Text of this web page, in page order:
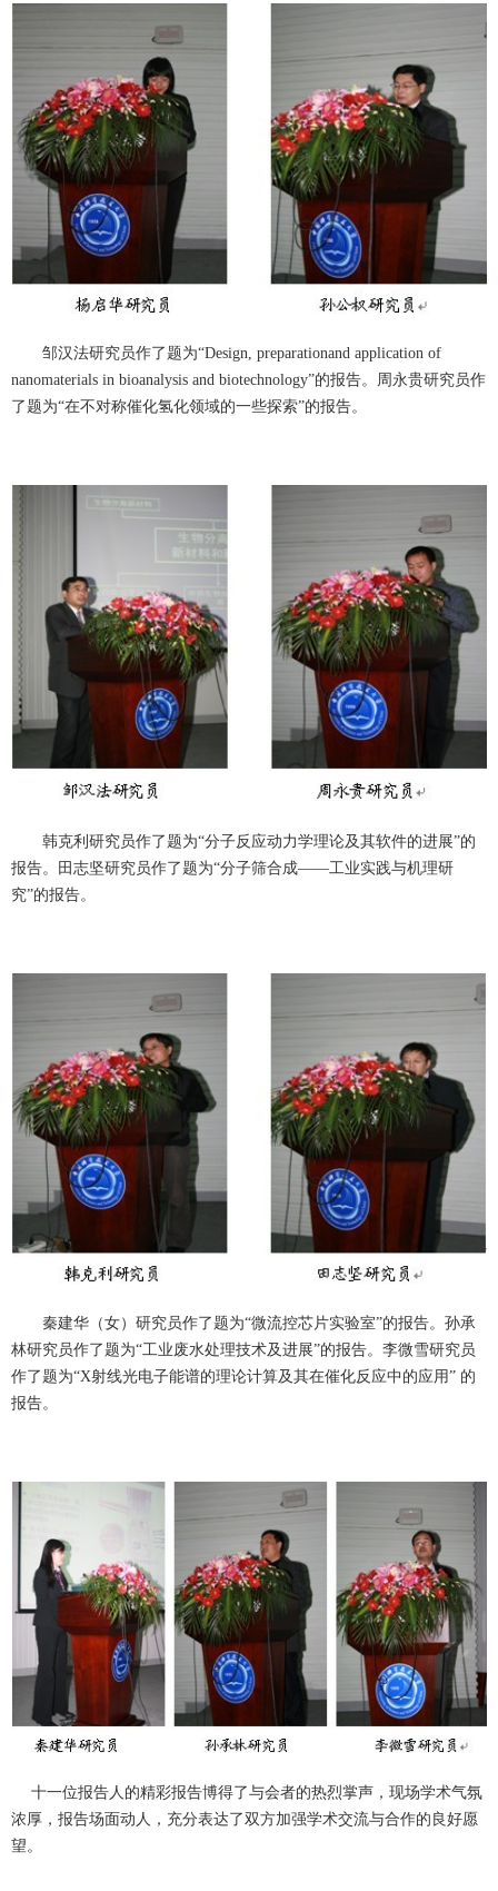
邹汉法研究员作了题为“Design, preparationand application of
nanomaterials in bioanalysis and biotechnology”的报告。周永贵研究员作
了题为“在不对称催化氢化领域的一些探索”的报告。
韩克利研究员作了题为“分子反应动力学理论及其软件的进展”的
报告。田志坚研究员作了题为“分子筛合成——工业实践与机理研
究”的报告。
秦建华（女）研究员作了题为“微流控芯片实验室”的报告。孙承
林研究员作了题为“工业废水处理技术及进展”的报告。李微雪研究员
作了题为“X射线光电子能谱的理论计算及其在催化反应中的应用” 的
报告。
十一位报告人的精彩报告博得了与会者的热烈掌声，现场学术气氛
浓厚，报告场面动人，充分表达了双方加强学术交流与合作的良好愿
望。